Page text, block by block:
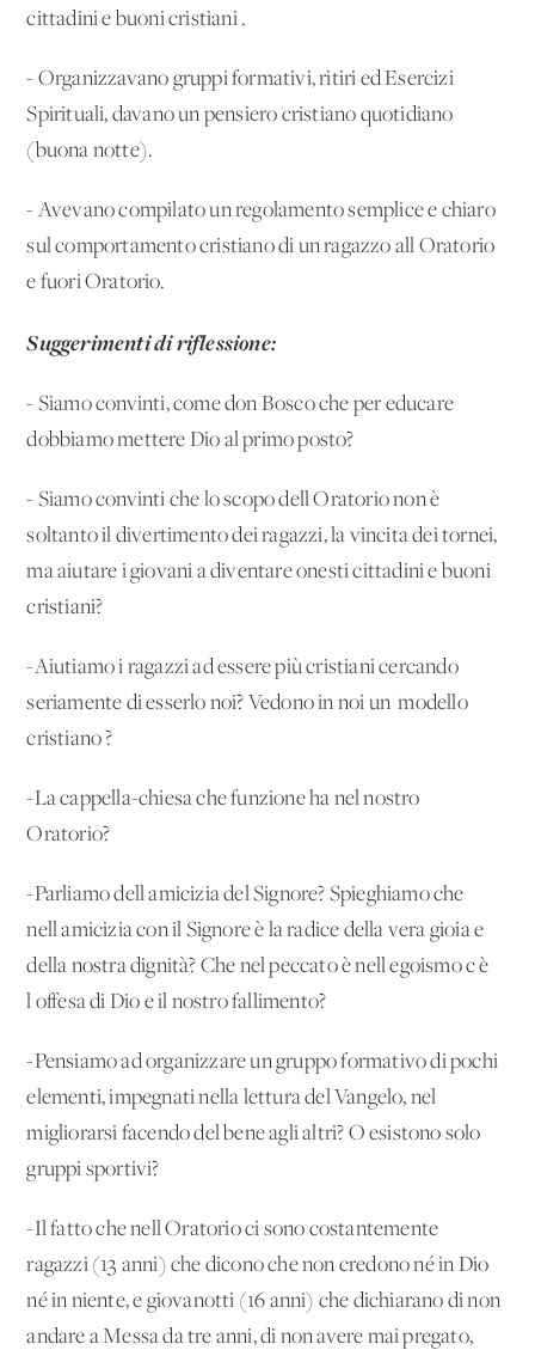
cittadini e buoni cristiani'.
- Organizzavano gruppi formativi, ritiri ed Esercizi
Spirituali, davano un pensiero cristiano quotidiano
(buona notte).
- Avevano compilato un regolamento semplice e chiaro
sul comportamento cristiano di un ragazzo all'Oratorio
e fuori Oratorio.
Suggerimenti di riflessione:
- Siamo convinti, come don Bosco che per educare
dobbiamo mettere Dio al primo posto?
- Siamo convinti che lo scopo dell'Oratorio non è
soltanto il divertimento dei ragazzi, la vincita dei tornei,
ma aiutare i giovani a diventare onesti cittadini e buoni
cristiani?
-Aiutiamo i ragazzi ad essere più cristiani cercando
seriamente di esserlo noi? Vedono in noi un 'modello
cristiano'?
-La cappella-chiesa che funzione ha nel nostro
Oratorio?
-Parliamo dell'amicizia del Signore? Spieghiamo che
nell'amicizia con il Signore è la radice della vera gioia e
della nostra dignità? Che nel peccato è nell'egoismo c'è
l'offesa di Dio e il nostro fallimento?
-Pensiamo ad organizzare un gruppo formativo di pochi
elementi, impegnati nella lettura del Vangelo, nel
migliorarsi facendo del bene agli altri? O esistono solo
gruppi sportivi?
-Il fatto che nell'Oratorio ci sono costantemente
ragazzi (13 anni) che dicono che non credono né in Dio
né in niente, e giovanotti (16 anni) che dichiarano di non
andare a Messa da tre anni, di non avere mai pregato,